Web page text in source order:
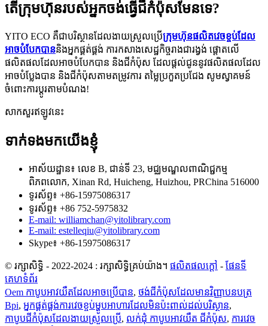
តើក្រុមហ៊ុនរបស់អ្នកចង់ធ្វើជីកំប៉ុសមែនទេ?
YITO ECO គឺជាបរិស្ថានដែលងាយស្រួលប្រើក្រុមហ៊ុនផលិតវេចខ្ចប់ដែល
អាចបំបែកបាននិងអ្នកផ្គត់ផ្គង់ ការកសាងសេដ្ឋកិច្ចរាងជារង្វង់ ផ្តោតលើ
ផលិតផលដែលអាចបំបែកបាន និងជីកំប៉ុស ដែលផ្តល់ជូននូវផលិតផលដែល
អាចបំប្លែងបាន និងជីកំប៉ុសតាមតម្រូវការ តម្លៃប្រកួតប្រជែង សូមស្វាគមន៍
ចំពោះការប្ដូរតាមបំណង!
សាកសួរឥឡូវនេះ
ទាក់ទងមកយើងខ្ញុំ
អាស័យដ្ឋាន៖ លេខ B, ជាន់ទី 23, មជ្ឈមណ្ឌលពាណិជ្ជកម្ម
ពិភពលោក, Xinan Rd, Huicheng, Huizhou, PRChina 516000
ទូរស័ព្ទ៖ +86-15975086317
ទូរស័ព្ទ៖ +86 752-5975832
E-mail: williamchan@yitolibrary.com
E-mail: estelleqiu@yitolibrary.com
Skype៖ +86-15975086317
© រក្សាសិទ្ធិ - 2022-2024 : រក្សាសិទ្ធិគ្រប់យ៉ាង។ ផលិតផលក្តៅ - ផែនទី
គេហទំព័រ
Oem កាបូបអាវយឺតដែលអាចប្រើបាន, ថង់ជីកំប៉ុសដែលមានវិញ្ញាបនបត្រ
Bpi, អ្នកផ្គត់ផ្គង់ការវេចខ្ចប់ម្ហូបអាហារដែលមិនប៉ះពាល់ដល់បរិស្ថាន,
កាបូបជីកំប៉ុសដែលងាយស្រួលប្រើ, លក់ដុំ កាបូបអាវយឺត ជីកំប៉ុស, ការវេច